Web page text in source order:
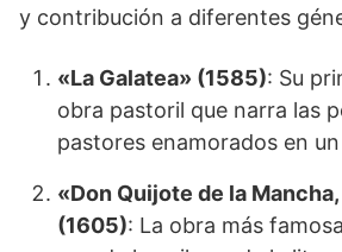
y contribución a diferentes
«La Galatea» (1585): Su
obra pastoril que narra las
pastores enamorados en
«Don Quijote de la
(1605): La obra más